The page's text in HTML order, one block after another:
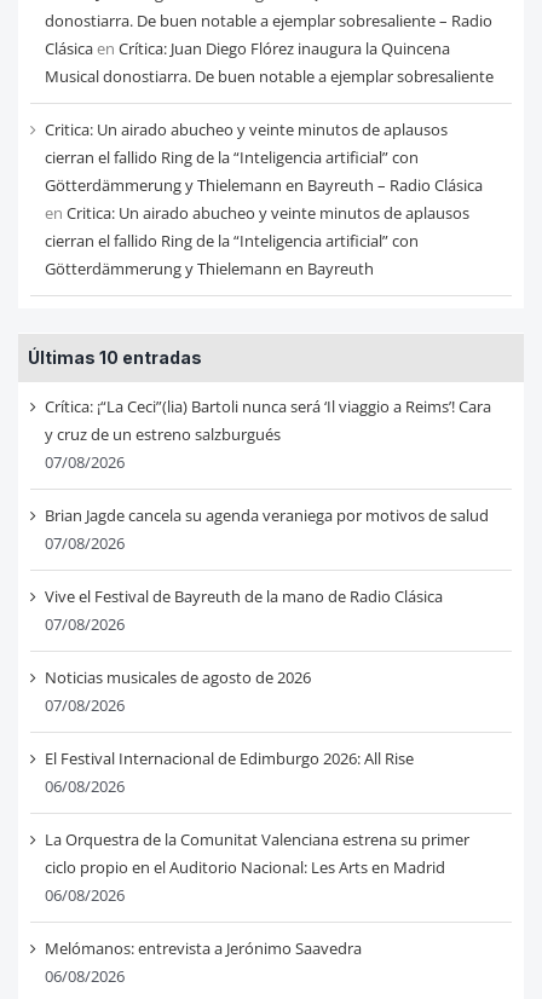
donostiarra. De buen notable a ejemplar sobresaliente – Radio
Clásicaen Crítica: Juan Diego Flórez inaugura la Quincena
Musical donostiarra. De buen notable a ejemplar sobresaliente
Critica: Un airado abucheo y veinte minutos de aplausos
cierran el fallido Ring de la “Inteligencia artificial” con
Götterdämmerung y Thielemann en Bayreuth – Radio Clásica
en Critica: Un airado abucheo y veinte minutos de aplausos
cierran el fallido Ring de la “Inteligencia artificial” con
Götterdämmerung y Thielemann en Bayreuth
Últimas 10 entradas
Crítica: ¡“La Ceci”(lia) Bartoli nunca será ‘Il viaggio a Reims’! Cara
y cruz de un estreno salzburgués
07/08/2026
Brian Jagde cancela su agenda veraniega por motivos de salud
07/08/2026
Vive el Festival de Bayreuth de la mano de Radio Clásica
07/08/2026
Noticias musicales de agosto de 2026
07/08/2026
El Festival Internacional de Edimburgo 2026: All Rise
06/08/2026
La Orquestra de la Comunitat Valenciana estrena su primer
ciclo propio en el Auditorio Nacional: Les Arts en Madrid
06/08/2026
Melómanos: entrevista a Jerónimo Saavedra
06/08/2026